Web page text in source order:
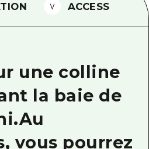
de Photos
sur le transport en
touristique
ACCESS
une colline
la baie de
vous pourrez